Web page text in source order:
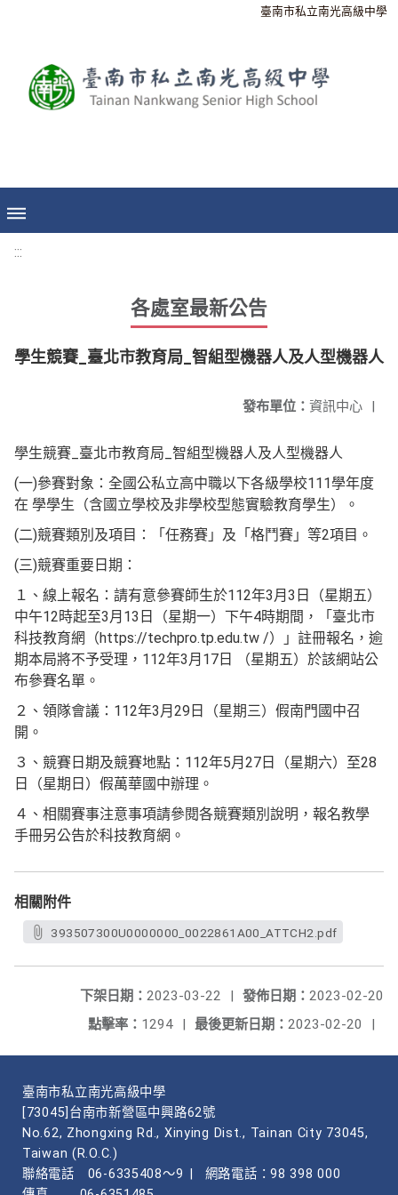
臺南市私立南光高級中學
:::
各處室最新公告
學生競賽_臺北市教育局_智組型機器人及人型機器人
發布單位： 資訊中心 |
學生競賽_臺北市教育局_智組型機器人及人型機器人
(一)參賽對象：全國公私立高中職以下各級學校111學年度
在 學學生（含國立學校及非學校型態實驗教育學生）。
(二)競賽類別及項目：「任務賽」及「格鬥賽」等2項目。
(三)競賽重要日期：
１、線上報名：請有意參賽師生於112年3月3日（星期五）
中午12時起至3月13日（星期一）下午4時期間，「臺北市
科技教育網（https://techpro.tp.edu.tw /）」註冊報名，逾
期本局將不予受理，112年3月17日 （星期五）於該網站公
布參賽名單。
２、領隊會議：112年3月29日（星期三）假南門國中召
開。
３、競賽日期及競賽地點：112年5月27日（星期六）至28
日（星期日）假萬華國中辦理。
４、相關賽事注意事項請參閱各競賽類別說明，報名教學
手冊另公告於科技教育網。
相關附件
393507300U0000000_0022861A00_ATTCH2.pdf
發佈日期： 2023-02-20
下架日期： 2023-03-22
|
最後更新日期： 2023-02-20 |
點擊率： 1294 |
臺南市私立南光高級中學
[73045]台南市新營區中興路62號
No.62, Zhongxing Rd., Xinying Dist., Tainan City 73045,
Taiwan (R.O.C.)
聯絡電話
06-6335408～9
網路電話：98 398 000